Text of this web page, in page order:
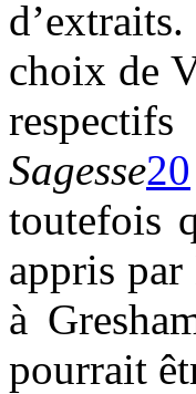
choix de
Sagesse20
toutefois
appris
à
pourrait